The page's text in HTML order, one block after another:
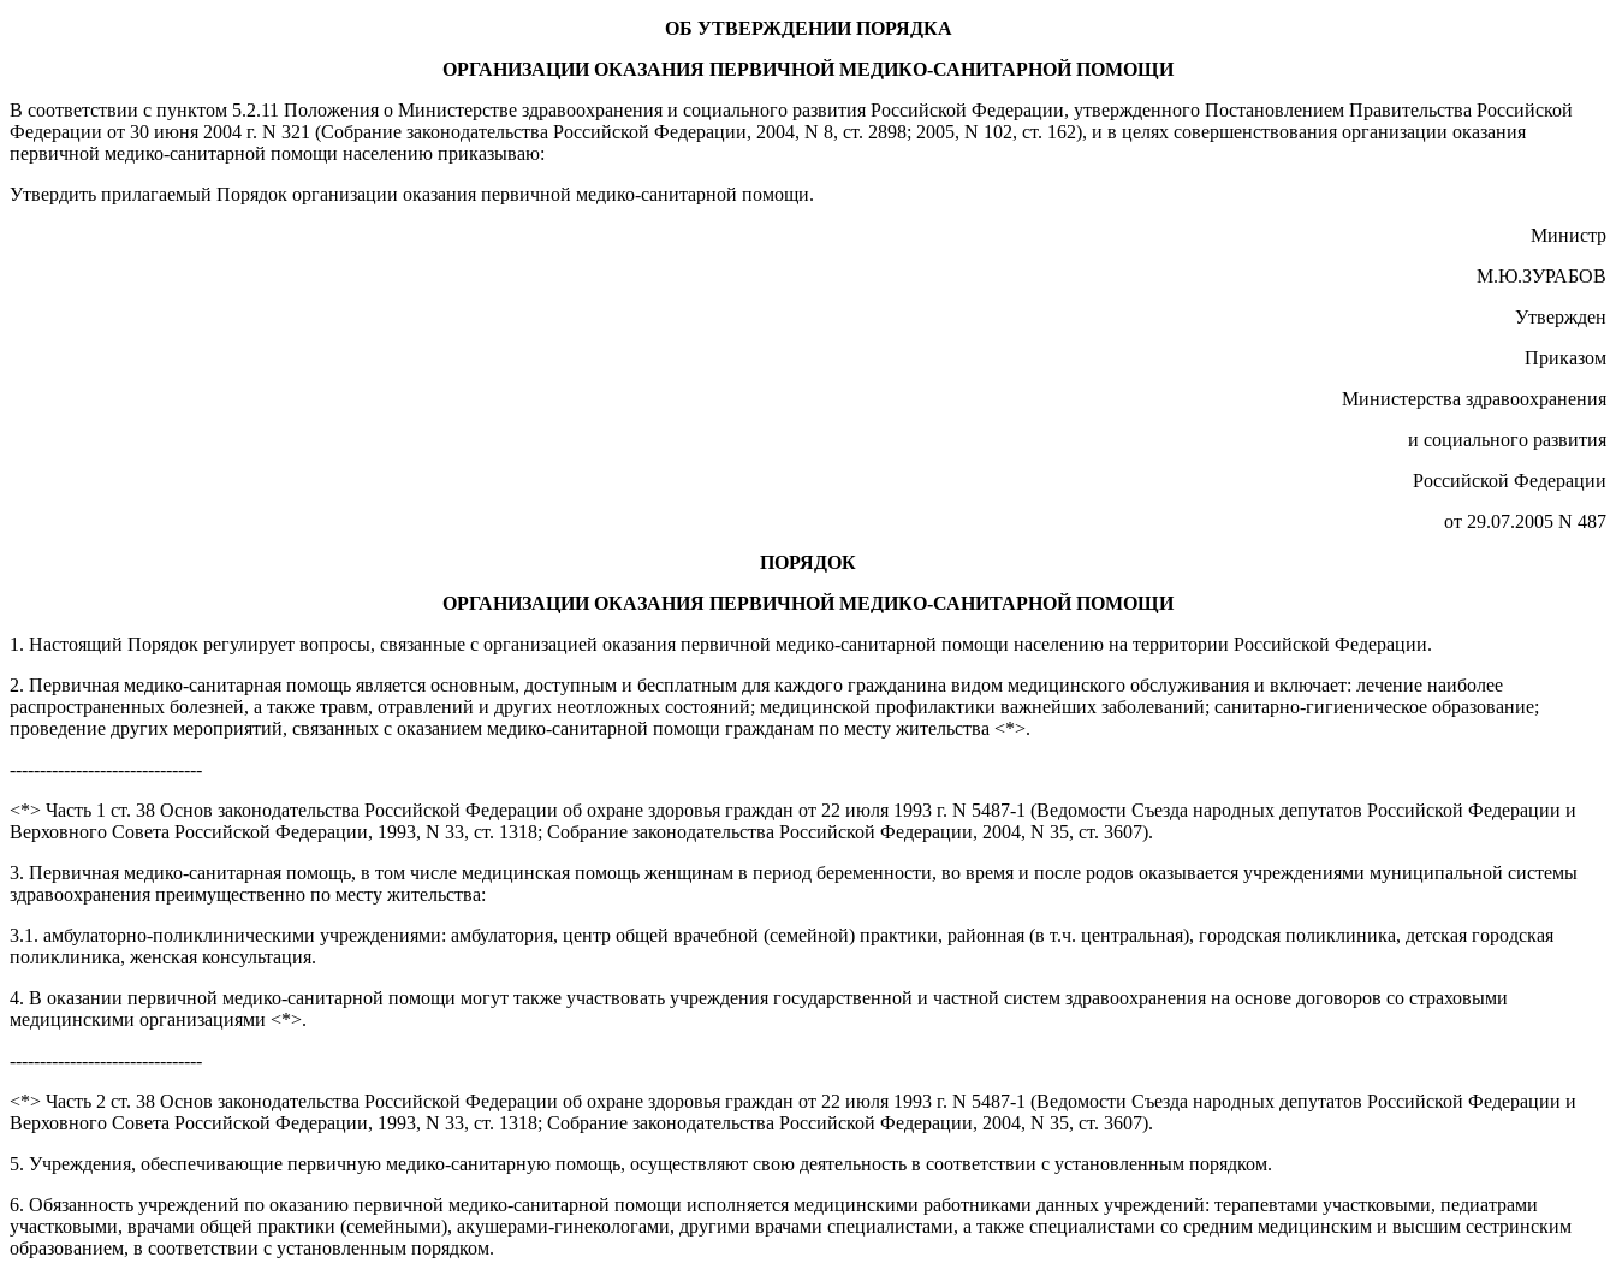
ОБ УТВЕРЖДЕНИИ ПОРЯДКА
ОРГАНИЗАЦИИ ОКАЗАНИЯ ПЕРВИЧНОЙ МЕДИКО-САНИТАРНОЙ ПОМОЩИ
В соответствии с пунктом 5.2.11 Положения о Министерстве здравоохранения и социального развития Российской Федерации, утвержденного Постановлением Правительства Российской
Федерации от 30 июня 2004 г. N 321 (Собрание законодательства Российской Федерации, 2004, N 8, ст. 2898; 2005, N 102, ст. 162), и в целях совершенствования организации оказания
первичной медико-санитарной помощи населению приказываю:
Утвердить прилагаемый Порядок организации оказания первичной медико-санитарной помощи.
Министр
М.Ю.ЗУРАБОВ
Утвержден
Приказом
Министерства здравоохранения
и социального развития
Российской Федерации
от 29.07.2005 N 487
ПОРЯДОК
ОРГАНИЗАЦИИ ОКАЗАНИЯ ПЕРВИЧНОЙ МЕДИКО-САНИТАРНОЙ ПОМОЩИ
1. Настоящий Порядок регулирует вопросы, связанные с организацией оказания первичной медико-санитарной помощи населению на территории Российской Федерации.
2. Первичная медико-санитарная помощь является основным, доступным и бесплатным для каждого гражданина видом медицинского обслуживания и включает: лечение наиболее
распространенных болезней, а также травм, отравлений и других неотложных состояний; медицинской профилактики важнейших заболеваний; санитарно-гигиеническое образование;
проведение других мероприятий, связанных с оказанием медико-санитарной помощи гражданам по месту жительства <*>.
--------------------------------
<*> Часть 1 ст. 38 Основ законодательства Российской Федерации об охране здоровья граждан от 22 июля 1993 г. N 5487-1 (Ведомости Съезда народных депутатов Российской Федерации и
Верховного Совета Российской Федерации, 1993, N 33, ст. 1318; Собрание законодательства Российской Федерации, 2004, N 35, ст. 3607).
3. Первичная медико-санитарная помощь, в том числе медицинская помощь женщинам в период беременности, во время и после родов оказывается учреждениями муниципальной системы
здравоохранения преимущественно по месту жительства:
3.1. амбулаторно-поликлиническими учреждениями: амбулатория, центр общей врачебной (семейной) практики, районная (в т.ч. центральная), городская поликлиника, детская городская
поликлиника, женская консультация.
4. В оказании первичной медико-санитарной помощи могут также участвовать учреждения государственной и частной систем здравоохранения на основе договоров со страховыми
медицинскими организациями <*>.
--------------------------------
<*> Часть 2 ст. 38 Основ законодательства Российской Федерации об охране здоровья граждан от 22 июля 1993 г. N 5487-1 (Ведомости Съезда народных депутатов Российской Федерации и
Верховного Совета Российской Федерации, 1993, N 33, ст. 1318; Собрание законодательства Российской Федерации, 2004, N 35, ст. 3607).
5. Учреждения, обеспечивающие первичную медико-санитарную помощь, осуществляют свою деятельность в соответствии с установленным порядком.
6. Обязанность учреждений по оказанию первичной медико-санитарной помощи исполняется медицинскими работниками данных учреждений: терапевтами участковыми, педиатрами
участковыми, врачами общей практики (семейными), акушерами-гинекологами, другими врачами специалистами, а также специалистами со средним медицинским и высшим сестринским
образованием, в соответствии с установленным порядком.